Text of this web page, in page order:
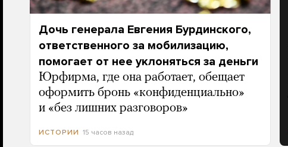
Дочь генерала Евгения Бурдинского,
ответственного за мобилизацию,
помогает от нее уклоняться за деньги
Юрфирма, где она работает, обещает
оформить бронь «конфиденциально»
и «без лишних разговоров»
ИСТОРИИ 15 часов назад